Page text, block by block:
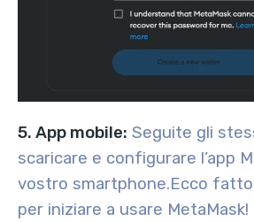
5. App mobile: Seguite gli
scaricare e configurare l’app
vostro smartphone.Ecco
per iniziare a usare MetaMask!